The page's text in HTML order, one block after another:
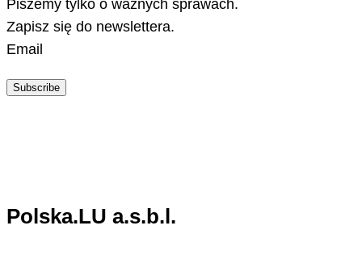
Piszemy tylko o ważnych sprawach.
Zapisz się do newslettera.
Email
Subscribe
Polska.LU a.s.b.l.